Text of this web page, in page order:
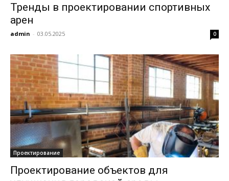
Тренды в проектировании спортивных
арен
admin - 03.05.2025 0
Проектирование
Проектирование объектов для